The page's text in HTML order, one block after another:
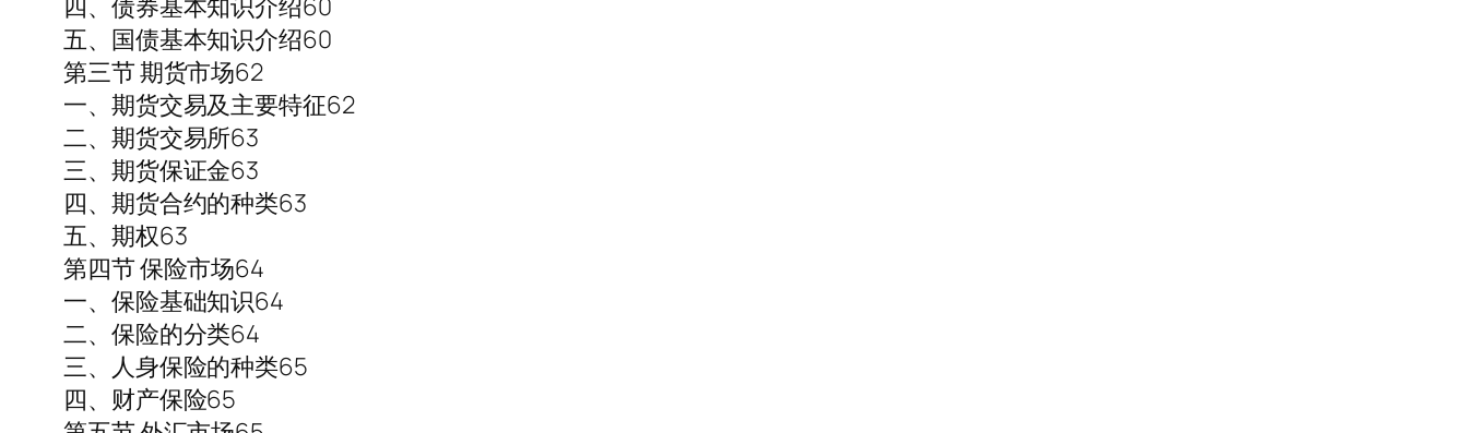
四、债券基本知识介绍60
五、国债基本知识介绍60
第三节 期货市场62
一、期货交易及主要特征62
二、期货交易所63
三、期货保证金63
四、期货合约的种类63
五、期权63
第四节 保险市场64
一、保险基础知识64
二、保险的分类64
三、人身保险的种类65
四、财产保险65